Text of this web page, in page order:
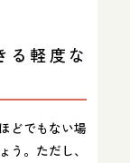
る軽度な
どでもない場
。ただし、